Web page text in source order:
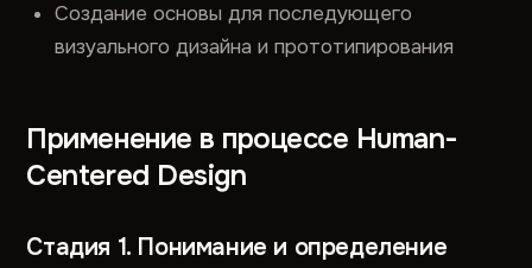
Создание основы для последующего
визуального дизайна и прототипирования
Применение в процессе Human-
Centered Design
Стадия 1. Понимание и определение